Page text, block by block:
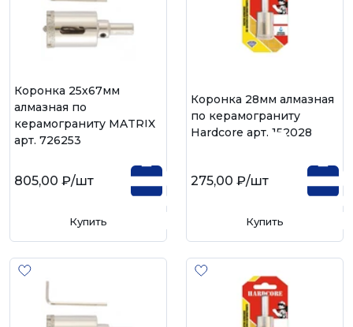
Коронка 25х67мм
алмазная по
керамограниту MATRIX
арт. 726253
805,00 ₽/шт
Купить
Коронка 28мм алмазная
по керамограниту
Hardcore арт. 152028
275,00 ₽/шт
Купить